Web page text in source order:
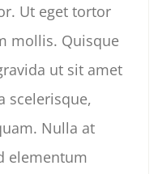
Ut eget tortor
mollis. Quisque
ut sit amet
scelerisque,
Nulla at
elementum